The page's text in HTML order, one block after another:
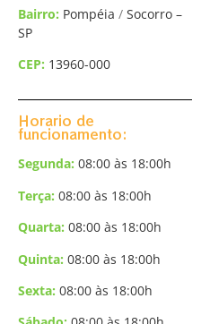
Bairro: Pompéia / Socorro –
SP
CEP: 13960-000
Horario de
funcionamento:
Segunda: 08:00 às 18:00h
Terça: 08:00 às 18:00h
Quarta: 08:00 às 18:00h
Quinta: 08:00 às 18:00h
Sexta: 08:00 às 18:00h